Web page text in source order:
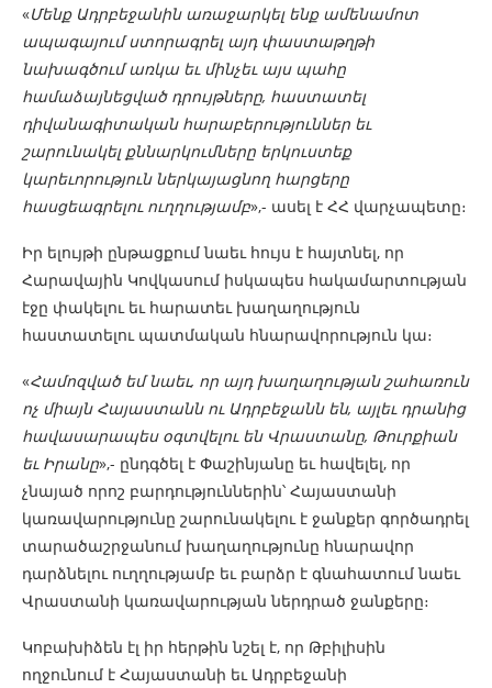
«Մենք Ադրբեջանին առաջարկել ենք ամենամոտ
ապագայում ստորագրել այդ փաստաթղթի
նախագծում առկա եւ մինչեւ այս պահը
համաձայնեցված դրույթները, հաստատել
դիվանագիտական հարաբերություններ եւ
շարունակել քննարկումները երկուստեք
կարեւորություն ներկայացնող հարցերը
հասցեագրելու ուղղությամբ»,- ասել է ՀՀ վարչապետը։
Իր ելույթի ընթացքում նաեւ հույս է հայտնել, որ
Հարավային Կովկասում իսկապես հակամարտության
էջը փակելու եւ հարատեւ խաղաղություն
հաստատելու պատմական հնարավորություն կա։
«Համոզված եմ նաեւ, որ այդ խաղաղության շահառուն
ոչ միայն Հայաստանն ու Ադրբեջանն են, այլեւ դրանից
հավասարապես օգտվելու են Վրաստանը, Թուրքիան
եւ Իրանը»,- ընդգծել է Փաշինյանը եւ հավելել, որ
չնայած որոշ բարդություններին՝ Հայաստանի
կառավարությունը շարունակելու է ջանքեր գործադրել
տարածաշրջանում խաղաղությունը հնարավոր
դարձնելու ուղղությամբ եւ բարձր է գնահատում նաեւ
Վրաստանի կառավարության ներդրած ջանքերը։
Կոբախիձեն էլ իր հերթին նշել է, որ Թբիլիսին
ողջունում է Հայաստանի եւ Ադրբեջանի